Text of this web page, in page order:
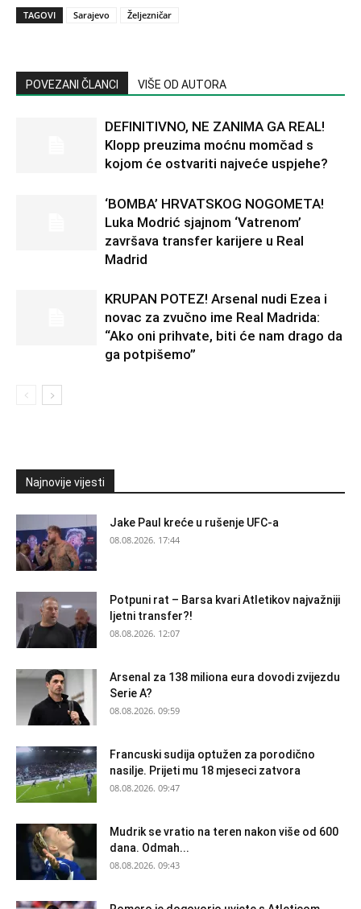
TAGOVI Sarajevo Željezničar
POVEZANI ČLANCI VIŠE OD AUTORA
DEFINITIVNO, NE ZANIMA GA REAL!
Klopp preuzima moćnu momčad s
kojom će ostvariti najveće uspjehe?
‘BOMBA’ HRVATSKOG NOGOMETA!
Luka Modrić sjajnom ‘Vatrenom’
završava transfer karijere u Real
Madrid
KRUPAN POTEZ! Arsenal nudi Ezea i
novac za zvučno ime Real Madrida:
“Ako oni prihvate, biti će nam drago da
ga potpišemo”
Najnovije vijesti
Jake Paul kreće u rušenje UFC-a
08.08.2026. 17:44
Potpuni rat – Barsa kvari Atletikov najvažniji
ljetni transfer?!
08.08.2026. 12:07
Arsenal za 138 miliona eura dovodi zvijezdu
Serie A?
08.08.2026. 09:59
Francuski sudija optužen za porodično
nasilje. Prijeti mu 18 mjeseci zatvora
08.08.2026. 09:47
Mudrik se vratio na teren nakon više od 600
dana. Odmah...
08.08.2026. 09:43